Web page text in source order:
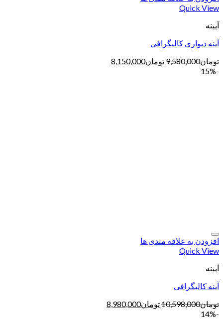
Quick View
آیینه
آینه دیواری کالیگرافی
تومان9,580,000تومان8,150,000
-15%
افزودن به علاقه مندی ها
Quick View
آیینه
آینه کالیگرافی
تومان10,598,000تومان8,980,000
-14%